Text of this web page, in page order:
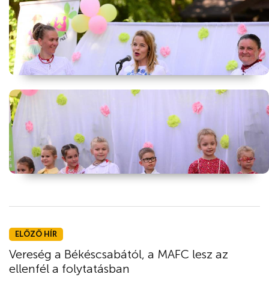
ELŐZŐ HÍR
Vereség a Békéscsabától, a MAFC lesz az
ellenfél a folytatásban